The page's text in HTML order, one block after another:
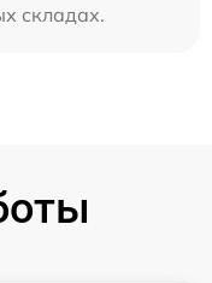
складах.